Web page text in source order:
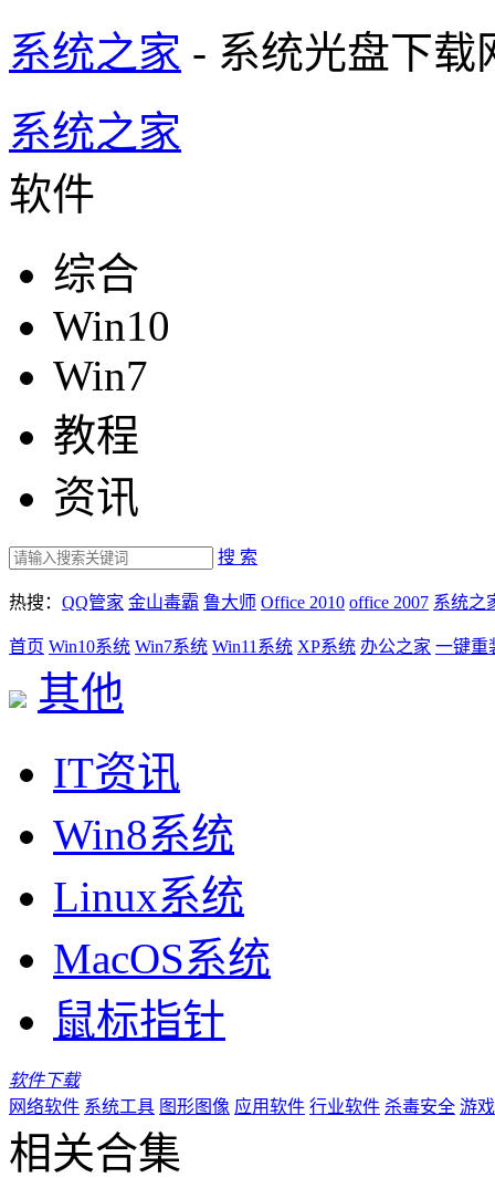
系统之家 - 系统光盘下载
系统之家
软件
综合
Win10
Win7
教程
资讯
搜 索
热搜： QQ管家 金山毒霸 鲁大师 Office 2010 office 2007 系统之
首页 Win10系统 Win7系统 Win11系统 XP系统 办公之家 一键重
其他
IT资讯
Win8系统
Linux系统
MacOS系统
鼠标指针
软件下载
网络软件 系统工具 图形图像 应用软件 行业软件 杀毒安全 游
相关合集